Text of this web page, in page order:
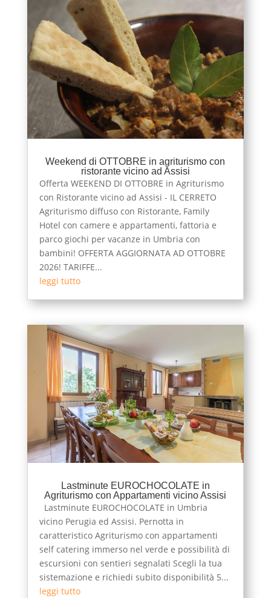
Weekend di OTTOBRE in agriturismo con
ristorante vicino ad Assisi
Offerta WEEKEND DI OTTOBRE in Agriturismo
con Ristorante vicino ad Assisi - IL CERRETO
Agriturismo diffuso con Ristorante, Family
Hotel con camere e appartamenti, fattoria e
parco giochi per vacanze in Umbria con
bambini! OFFERTA AGGIORNATA AD OTTOBRE
2026! TARIFFE...
leggi tutto
Lastminute EUROCHOCOLATE in
Agriturismo con Appartamenti vicino Assisi
Lastminute EUROCHOCOLATE in Umbria
vicino Perugia ed Assisi. Pernotta in
caratteristico Agriturismo con appartamenti
self catering immerso nel verde e possibilità di
escursioni con sentieri segnalati Scegli la tua
sistemazione e richiedi subito disponibilità 5...
leggi tutto